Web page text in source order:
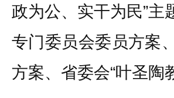
政为公、实干为民”
专门委员会委员方案
方案、省委会“叶圣陶